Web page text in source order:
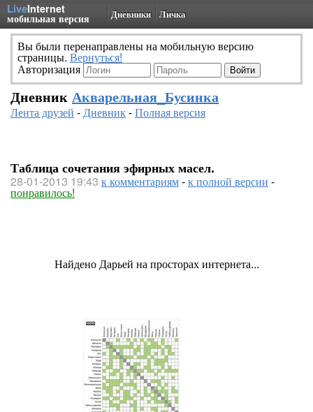
LiveInternet
мобильная версия Дневники Личка
Вы были перенаправлены на мобильную версию
страницы. Вернуться!
Авторизация
Дневник Акварельная_Бусинка
Лента друзей -Дневник-Полная версия
Таблица сочетания эфирных масел.
28-01-2013 19:43 к комментариям-к полной версии -
понравилось!
Найдено Дарьей на просторах интернета...